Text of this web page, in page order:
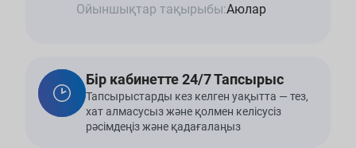
Ойыншықтар тақырыбы:Аюлар
Бір кабинетте 24/7 Тапсырыс
Тапсырыстарды кез келген уақытта — тез,
хат алмасусыз және қолмен келісусіз
рәсімдеңіз және қадағалаңыз